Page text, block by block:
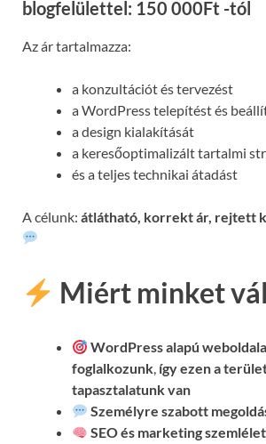
blogfelülettel: 150 000Ft -tól
Az ár tartalmazza:
a konzultációt és tervezést
a WordPress telepítést és
a design kialakítását
a keresőoptimalizált tartalmi
és a teljes technikai átadást
A célunk: átlátható, korrekt ár, rejtett
Miért minket
WordPress alapú
foglalkozunk, így ezen a
tapasztalatunk van
Személyre szabott
SEO és marketing